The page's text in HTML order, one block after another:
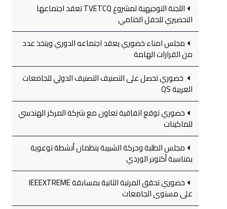
اللجنة التوجيهية لمشروع TVETCQ تعقد اجتماعها
التحضيري للحفل الختامي
مجلس امناء خضوري يعقد اجتماعه الدوري ويتخذ عدد
من القرارات الهامة
خضوري تحصل على التصنيف التصنيف الدولي للجامعات
العربية QS
خضوري توقع اتفاقية تعاون مع شركة المركز الهندسي
للماكينات
مجلس الطلبة وحركة الشبيبة ينظمان أنشطة توعوية
بمناسبة أكتوبر الوردي
خضوري تحقق المرتبة الثانية بمسابقة IEEEXTREME
على مستوى الجامعات